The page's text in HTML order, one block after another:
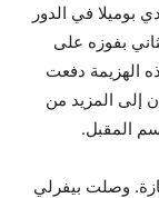
بوميلا في الدور
بفوزه على
الهزيمة دفعت
إلى المزيد من
المقبل.
وصلت بيفرلي